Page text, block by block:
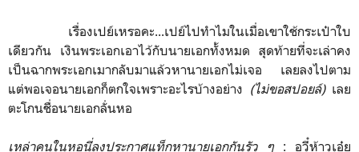
เรื่องเปย์เหรอคะ...เปย์ไปทำไมในเมื่อเขาใช้กระเป๋าใบ
เดียวกัน เงินพระเอกเอาไว้กับนายเอกทั้งหมด สุดท้ายที่จะเล่าคง
เป็นฉากพระเอกเมากลับมาแล้วหานายเอกไม่เจอ เลยลงไปตาม
แต่พอเจอนายเอกก็ตกใจเพราะอะไรบ้างอย่าง (ไม่ขอสปอยล์)เลย
ตะโกนชื่อนายเอกลั่นหอ
เหล่าคนในหอนี่ลงประกาศแท็กหานายเอกกันรัว ๆ : อวี๋ห้าวเอ๋ย